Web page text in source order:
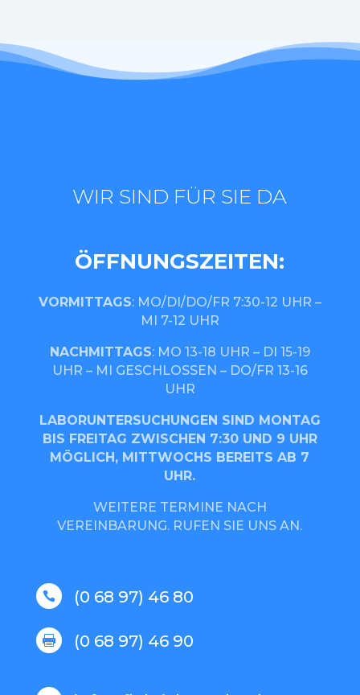
WIR SIND FÜR SIE DA
ÖFFNUNGSZEITEN:
VORMITTAGS: MO/DI/DO/FR 7:30-12 UHR –
MI 7-12 UHR
NACHMITTAGS: MO 13-18 UHR – DI 15-19
UHR – MI GESCHLOSSEN – DO/FR 13-16
UHR
LABORUNTERSUCHUNGEN SIND MONTAG
BIS FREITAG ZWISCHEN 7:30 UND 9 UHR
MÖGLICH, MITTWOCHS BEREITS AB 7
UHR.
WEITERE TERMINE NACH
VEREINBARUNG. RUFEN SIE UNS AN.
 (0 68 97) 46 80
 (0 68 97) 46 90